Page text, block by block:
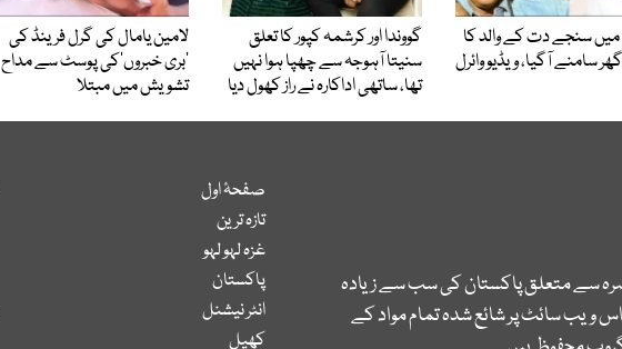
سنجے دت کے والد کا
سامنے آگیا، ویڈیو وائرل
گووندا اور کرشمہ کپور کا تعلق
سنیتا آہوجہ سے چھپا ہوا نہیں
تھا، ساتھی اداکارہ نے راز کھول دیا
لامین یامال کی گرل فرینڈ کی
’بری خبروں‘کی پوسٹ سے مداح
تشویش میں مبتلا
سے متعلق پاکستان کی سب سے زیادہ
ویب سائٹ پر شائع شدہ تمام مواد کے
صفحۂ اول
تازہ ترین
غزہ لہو لہو
پاکستان
انٹر نیشنل
کھیل